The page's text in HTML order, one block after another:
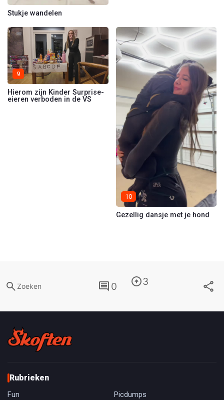
Stukje wandelen
9
Hierom zijn Kinder Surprise-
eieren verboden in de VS
10
Gezellig dansje met je hond
Zoeken 0 3
Rubrieken
Fun
Picdumps